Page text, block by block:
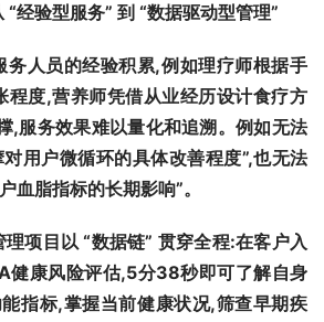
“经验型服务” 到 “数据驱动型管理”
务人员的经验积累,例如理疗师根据手
程度,营养师凭借从业经历设计食疗方
,服务效果难以量化和追溯。例如无法
用户微循环的具体改善程度”,也无法
血脂指标的长期影响”。
项目以 “数据链” 贯穿全程:在客户入
健康风险评估,5分38秒即可了解自身
指标,掌握当前健康状况,筛查早期疾